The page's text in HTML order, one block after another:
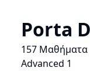
Porta
157 Μαθήματα
Advanced 1